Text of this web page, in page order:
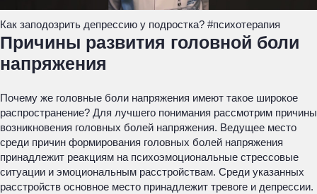
Как заподозрить депрессию у подростка? #психотерапия
Причины развития головной боли
напряжения
Почему же головные боли напряжения имеют такое широкое
распространение? Для лучшего понимания рассмотрим причины
возникновения головных болей напряжения. Ведущее место
среди причин формирования головных болей напряжения
принадлежит реакциям на психоэмоциональные стрессовые
ситуации и эмоциональным расстройствам. Среди указанных
расстройств основное место принадлежит тревоге и депрессии.